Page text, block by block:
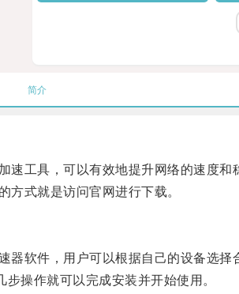
简介
工具，可以有效地提升网络的速度和
式就是访问官网进行下载。
软件，用户可以根据自己的设备选择
操作就可以完成安装并开始使用。